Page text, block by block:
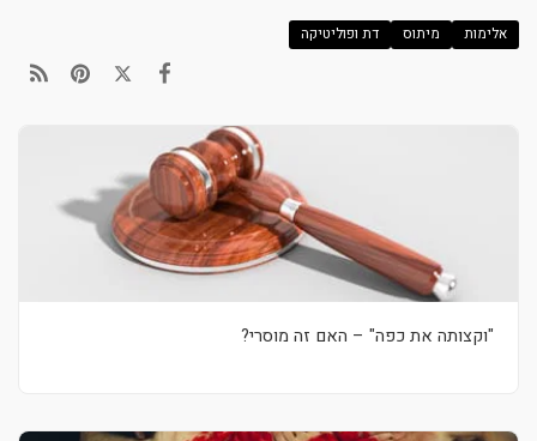
אלימות מיתוס דת ופוליטיקה
"וקצותה את כפה" – האם זה מוסרי?